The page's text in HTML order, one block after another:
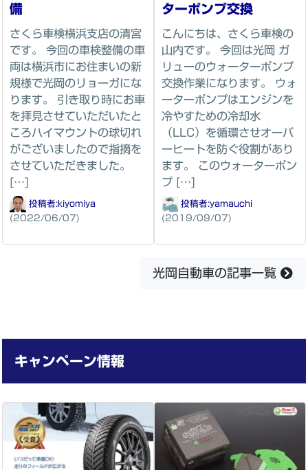
備
さくら車検横浜支店の清宮
です。 今回の車検整備の車
両は横浜市にお住まいの新
規様で光岡のリョーガにな
ります。 引き取り時にお車
を拝見させていただいたと
ころハイマウントの球切れ
がございましたので指摘を
させていただきました。
[…]
投稿者:kiyomiya
(2022/06/07)
ターポンプ交換
こんにちは、さくら車検の
山内です。 今回は光岡 ガ
リューのウォーターポンプ
交換作業になります。 ウォ
ーターポンプはエンジンを
冷やすための冷却水
（LLC）を循環させオーバ
ーヒートを防ぐ役割があり
ます。 このウォーターポン
プ […]
投稿者:yamauchi
(2019/09/07)
光岡自動車の記事一覧
キャンペーン情報